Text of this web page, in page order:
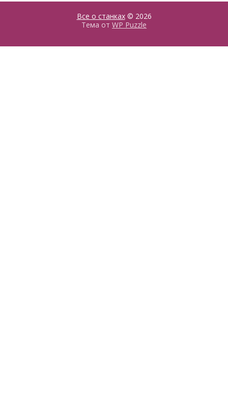
Все о станках© 2026
Тема от WP Puzzle